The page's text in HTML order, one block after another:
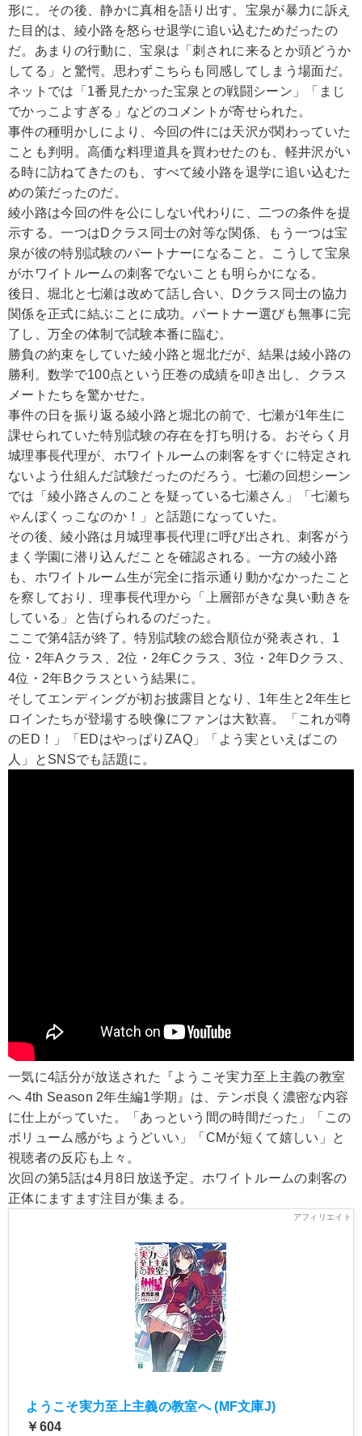
形に。その後、静かに真相を語り出す。宝泉が暴力に訴え
た目的は、綾小路を怒らせ退学に追い込むためだったの
だ。あまりの行動に、宝泉は「刺されに来るとか頭どうか
してる」と驚愕。思わずこちらも同感してしまう場面だ。
ネットでは「1番見たかった宝泉との戦闘シーン」「まじ
でかっこよすぎる」などのコメントが寄せられた。
事件の種明かしにより、今回の件には天沢が関わっていた
ことも判明。高価な料理道具を買わせたのも、軽井沢がい
る時に訪ねてきたのも、すべて綾小路を退学に追い込むた
めの策だったのだ。
綾小路は今回の件を公にしない代わりに、二つの条件を提
示する。一つはDクラス同士の対等な関係、もう一つは宝
泉が彼の特別試験のパートナーになること。こうして宝泉
がホワイトルームの刺客でないことも明らかになる。
後日、堀北と七瀬は改めて話し合い、Dクラス同士の協力
関係を正式に結ぶことに成功。パートナー選びも無事に完
了し、万全の体制で試験本番に臨む。
勝負の約束をしていた綾小路と堀北だが、結果は綾小路の
勝利。数学で100点という圧巻の成績を叩き出し、クラス
メートたちを驚かせた。
事件の日を振り返る綾小路と堀北の前で、七瀬が1年生に
課せられていた特別試験の存在を打ち明ける。おそらく月
城理事長代理が、ホワイトルームの刺客をすぐに特定され
ないよう仕組んだ試験だったのだろう。七瀬の回想シーン
では「綾小路さんのことを疑っている七瀬さん」「七瀬ち
ゃんぼくっこなのか！」と話題になっていた。
その後、綾小路は月城理事長代理に呼び出され、刺客がう
まく学園に潜り込んだことを確認される。一方の綾小路
も、ホワイトルーム生が完全に指示通り動かなかったこと
を察しており、理事長代理から「上層部がきな臭い動きを
している」と告げられるのだった。
ここで第4話が終了。特別試験の総合順位が発表され、1
位・2年Aクラス、2位・2年Cクラス、3位・2年Dクラス、
4位・2年Bクラスという結果に。
そしてエンディングが初お披露目となり、1年生と2年生ヒ
ロインたちが登場する映像にファンは大歓喜。「これが噂
のED！」「EDはやっぱりZAQ」「よう実といえばこの
人」とSNSでも話題に。
一気に4話分が放送された『ようこそ実力至上主義の教室
へ 4th Season 2年生編1学期』は、テンポ良く濃密な内容
に仕上がっていた。「あっという間の時間だった」「この
ボリューム感がちょうどいい」「CMが短くて嬉しい」と
視聴者の反応も上々。
次回の第5話は4月8日放送予定。ホワイトルームの刺客の
正体にますます注目が集まる。
ようこそ実力至上主義の教室へ (MF文庫J)
￥604